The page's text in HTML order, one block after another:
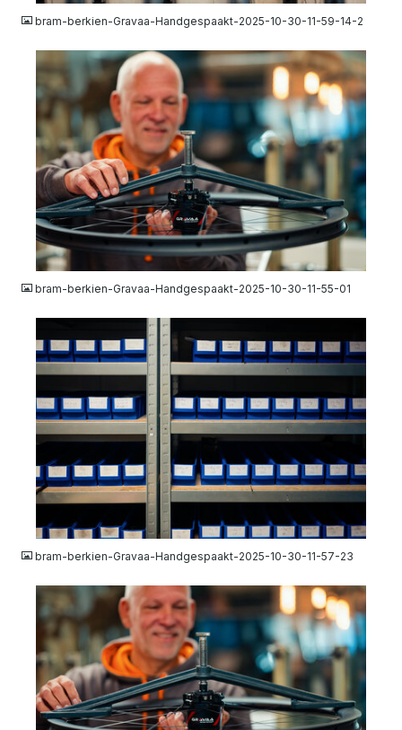
bram-berkien-Gravaa-Handgespaakt-2025-10-30-11-59-14-2
JPG
bram-berkien-Gravaa-Handgespaakt-2025-10-30-11-55-01
JPG
bram-berkien-Gravaa-Handgespaakt-2025-10-30-11-57-23